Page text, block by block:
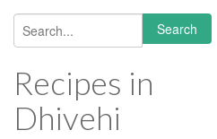
Search form
Search
Recipes in
Dhivehi